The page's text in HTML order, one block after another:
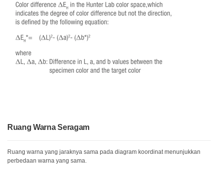
Ruang Warna Seragam
Ruang warna yang jaraknya sama pada diagram koordinat menunjukkan
perbedaan warna yang sama.